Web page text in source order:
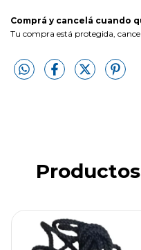
Comprá y cancelá cuando
Tu compra está protegida,